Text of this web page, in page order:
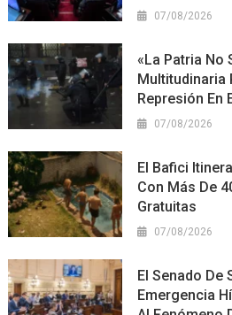
07/08/2026
«La Patria No
Multitudinaria
Represión En
07/08/2026
El Bafici
Con Más De
Gratuitas
07/08/2026
El Senado De
Emergencia